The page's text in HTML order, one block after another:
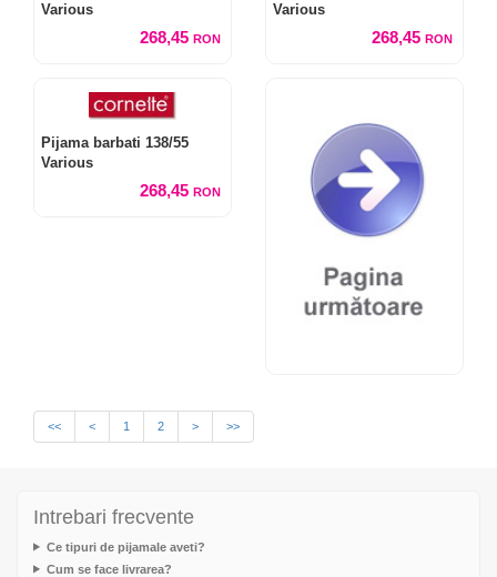
Various
268,45 RON
Various
268,45 RON
Pijama barbati 138/55
Various
268,45 RON
<< < 1 2 > >>
Intrebari frecvente
Ce tipuri de pijamale aveti?
Cum se face livrarea?